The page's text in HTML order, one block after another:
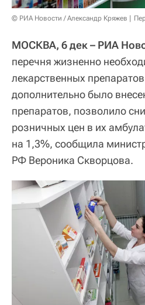
© РИА Новости / Александр Кряжев
МОСКВА, 6 дек – РИА
перечня жизненно
лекарственных
дополнительно было
препаратов, позволило
розничных цен в их
на 1,3%, сообщила
РФ Вероника Скворцова.